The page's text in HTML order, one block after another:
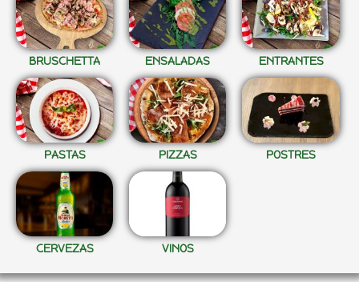
BRUSCHETTA ENSALADAS ENTRANTES
PASTAS PIZZAS POSTRES
CERVEZAS VINOS